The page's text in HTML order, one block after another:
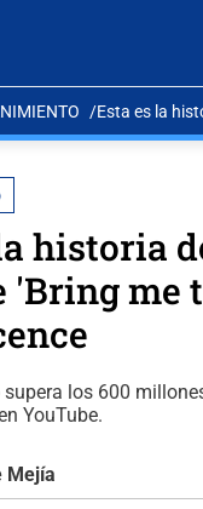
Esta es la
historia
'Bring me
los 600
YouTube.
Mejía